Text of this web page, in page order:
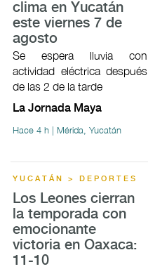
clima en Yucatán
este viernes 7 de
agosto
Se espera lluvia con
actividad eléctrica después
de las 2 de la tarde
La Jornada Maya
Hace 4 h | Mérida, Yucatán
YUCATÁN > DEPORTES
Los Leones cierran
la temporada con
emocionante
victoria en Oaxaca:
11-10